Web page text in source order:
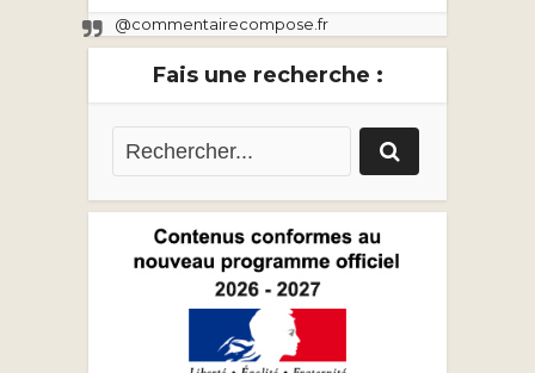
@commentairecompose.fr
Fais une recherche :